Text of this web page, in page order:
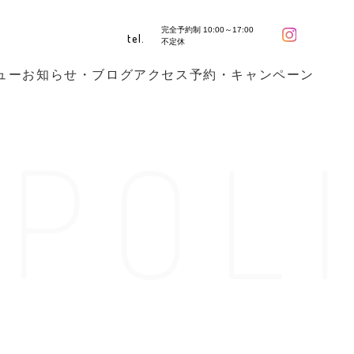
tel.
完全予約制 10:00～17:00
不定休
ーお知らせ・ブログアクセス 予約・キャンペーン